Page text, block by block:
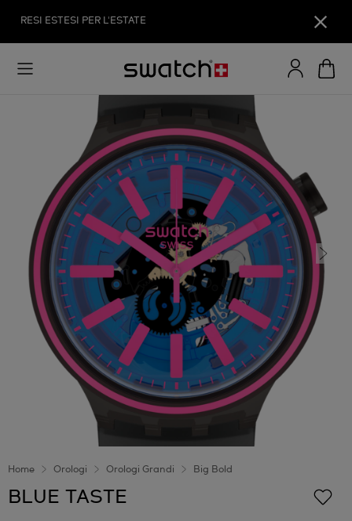
RESI ESTESI PER L'ESTATE
Home Orologi Orologi Grandi Big Bold
BLUE TASTE